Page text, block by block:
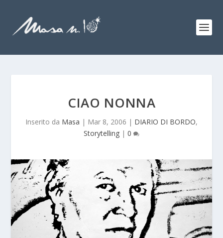
CIAO NONNA
Inserito da Masa | Mar 8, 2006 | DIARIO DI BORDO,
Storytelling | 0